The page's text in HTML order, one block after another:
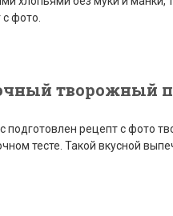
фото.
творожный
подготовлен рецепт с фото
тесте. Такой вкусной